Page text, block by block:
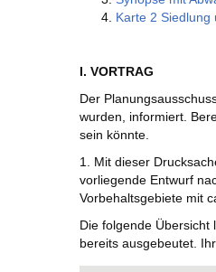
Karte 2 Siedlung
I. VORTRAG
Der
wurden, informiert.
sein könnte.
1. Mit dieser
vorliegende Entwurf
Vorbehaltsgebiete mit
Die folgende Übersicht
bereits ausgebeutet.